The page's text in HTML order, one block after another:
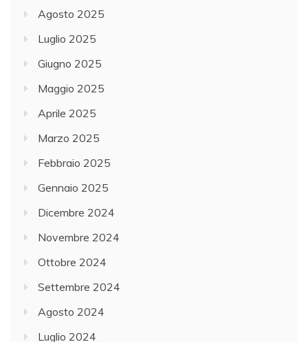
Agosto 2025
Luglio 2025
Giugno 2025
Maggio 2025
Aprile 2025
Marzo 2025
Febbraio 2025
Gennaio 2025
Dicembre 2024
Novembre 2024
Ottobre 2024
Settembre 2024
Agosto 2024
Luglio 2024